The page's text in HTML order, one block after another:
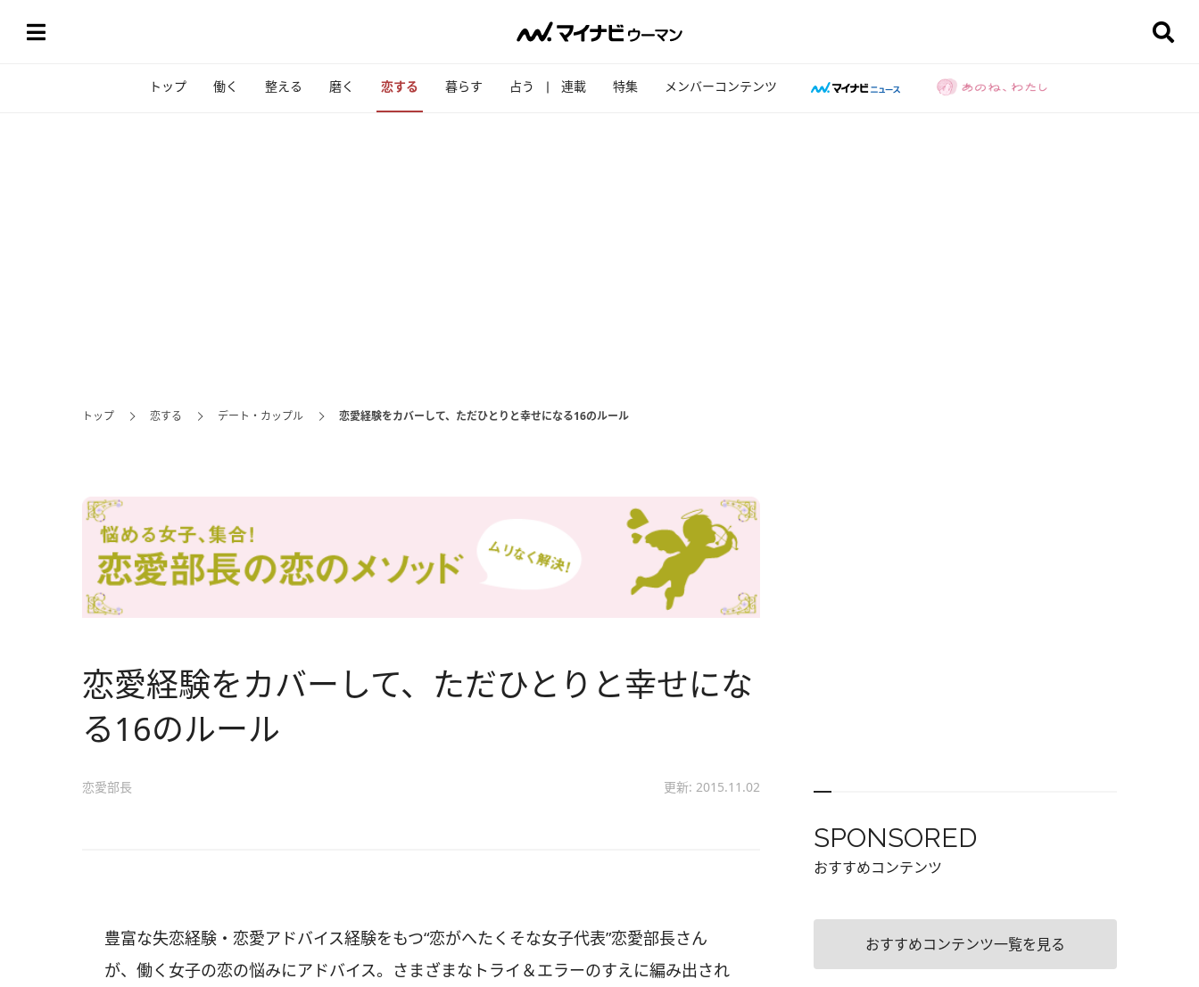
トップ 働く 整える 磨く 恋する 暮らす 占う 連載 特集 メンバーコンテンツ
トップ 恋する デート・カップル 恋愛経験をカバーして、ただひとりと幸せになる16のルール
恋愛経験をカバーして、ただひとりと幸せにな
る16のルール
恋愛部長 更新: 2015.11.02
豊富な失恋経験・恋愛アドバイス経験をもつ“恋がへたくそな女子代表”恋愛部長さん
が、働く女子の恋の悩みにアドバイス。さまざまなトライ＆エラーのすえに編み出され
SPONSORED
おすすめコンテンツ
おすすめコンテンツ一覧を見る